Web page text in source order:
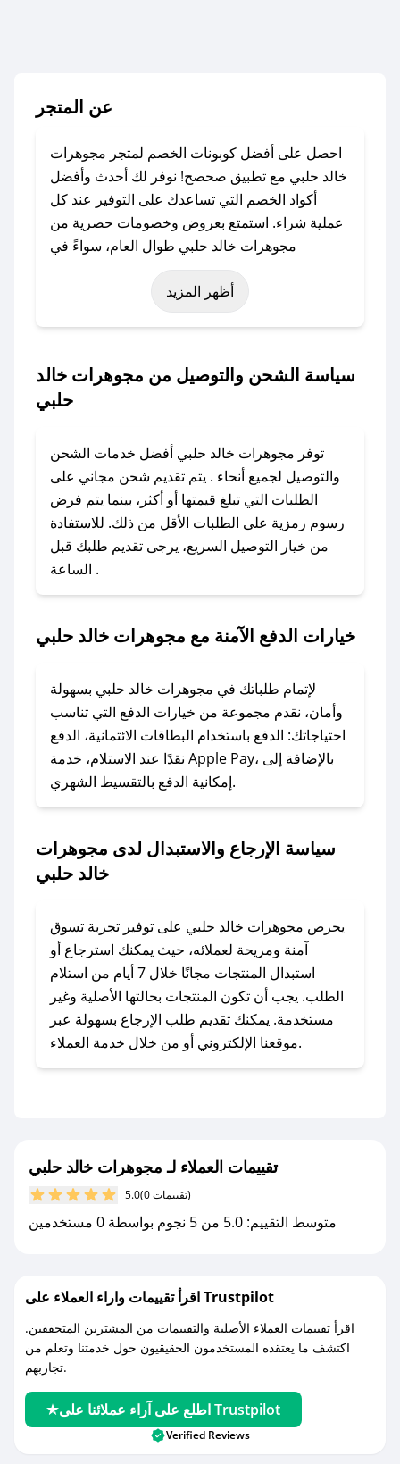
عن المتجر
احصل على أفضل كوبونات الخصم لمتجر مجوهرات
خالد حلبي مع تطبيق صحصح! نوفر لك أحدث وأفضل
أكواد الخصم التي تساعدك على التوفير عند كل
عملية شراء. استمتع بعروض وخصومات حصرية من
مجوهرات خالد حلبي طوال العام، سواءً في
المناسبات مثل عيد الفطر، عيد الأضحى، الجمعة
البيضاء (شهر نوفمبر)، رمضان، اليوم الوطني، يوم
التأسيس، أو حتى عروض خاصة أخرى.
حلبي؟
باستخدام تطبيق صحصح، يمكنك العثور بسهولة على
الكوبون، تواصل معنا عبر تويتر أو البريد الإلكتروني
لإضافته بسرعة.
### كيفية استخدام كود خصم مجوهرات خالد
حلبي؟
1. انسخ كود الخصم من تطبيق صحصح.
2. الصقه في خانة الدفع عند التسوق من مجوهرات
لا تقلق! يمكنك التواصل مع فريق دعم صحصح عبر
الرسائل الخاصة على تويتر أو البريد الإلكتروني،
وسنقوم بحل المشكلة في أسرع وقت ممكن.
### ماذا أفعل إذا لم أجد كود خصم لمتجري
المفضل؟
مراسلتنا مباشرة وسنعمل على توفير الكوبونات في
أسرع وقت ممكن.
### كيف تحصل على كوبونات خصم حصرية من
مجوهرات خالد حلبي؟
للحصول على كوبونات وخصومات حصرية، قم بما
يلي:
حلبي في تطبيق صحصح.
مع صحصح، تسوق بذكاء ووفّر على كل مشترياتك مع
أظهر المزيد
سياسة الشحن والتوصيل من مجوهرات خالد
حلبي
توفر مجوهرات خالد حلبي أفضل خدمات الشحن
والتوصيل لجميع أنحاء . يتم تقديم شحن مجاني على
الطلبات التي تبلغ قيمتها أو أكثر، بينما يتم فرض
رسوم رمزية على الطلبات الأقل من ذلك. للاستفادة
من خيار التوصيل السريع، يرجى تقديم طلبك قبل
الساعة .
خيارات الدفع الآمنة مع مجوهرات خالد حلبي
لإتمام طلباتك في مجوهرات خالد حلبي بسهولة
وأمان، نقدم مجموعة من خيارات الدفع التي تناسب
احتياجاتك: الدفع باستخدام البطاقات الائتمانية، الدفع
نقدًا عند الاستلام، خدمة Apple Pay، بالإضافة إلى
إمكانية الدفع بالتقسيط الشهري.
سياسة الإرجاع والاستبدال لدى مجوهرات
خالد حلبي
يحرص مجوهرات خالد حلبي على توفير تجربة تسوق
آمنة ومريحة لعملائه، حيث يمكنك استرجاع أو
استبدال المنتجات مجانًا خلال 7 أيام من استلام
الطلب. يجب أن تكون المنتجات بحالتها الأصلية وغير
مستخدمة. يمكنك تقديم طلب الإرجاع بسهولة عبر
موقعنا الإلكتروني أو من خلال خدمة العملاء.
تقييمات العملاء لـ مجوهرات خالد حلبي
5.0 (0 تقييمات)
متوسط التقييم: 5.0 من 5 نجوم بواسطة 0 مستخدمين
اقرأ تقييمات واراء العملاء على Trustpilot
اقرأ تقييمات العملاء الأصلية والتقييمات من المشترين المتحققين.
اكتشف ما يعتقده المستخدمون الحقيقيون حول خدمتنا وتعلم من
تجاربهم.
اطلع على آراء عملائنا على Trustpilot
Verified Reviews